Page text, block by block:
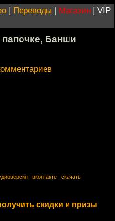
| Переводы | Магазин | VIP
Банши
вконтакте скачать
скидки и призы